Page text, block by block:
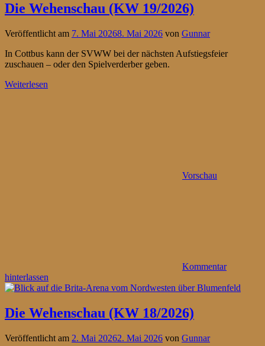
Die Wehenschau (KW 19/2026)
Veröffentlicht am 7. Mai 20268. Mai 2026 von Gunnar
In Cottbus kann der SVWW bei der nächsten Aufstiegsfeier
zuschauen – oder den Spielverderber geben.
Weiterlesen
Vorschau
Kommentar
hinterlassen
Die Wehenschau (KW 18/2026)
Veröffentlicht am 2. Mai 20262. Mai 2026 von Gunnar